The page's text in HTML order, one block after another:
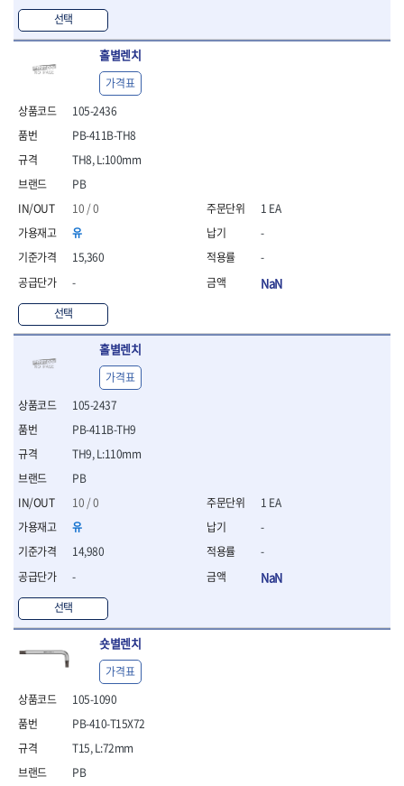
- 스피드렌치
- 모터렌치
- 함마스패너
절연.전설.방폭공구
- 절연옵셋렌치
- 절연드라이버
- 절연스패너
- 절연T렌치
- 절연소켓
- 절연별소켓
- 절연별비트소켓
- 절연육각비트소켓
- 절연토크렌치
- 절연콤비네이션렌치
- 절연링렌치
- 절연플라이어
- 절연전공칼
- 절연안전모
- 절연매트
- 방폭소켓
- 방폭라쳇핸들
- 방폭콤비네이션렌치
- 방폭함마스패너
- 절연일자드라이버
- 절연드라이버세트
- 스트리퍼
- 라쳇케이블커터
- 자동스트리퍼
- 케이블스트리퍼
- 압착기
- 핀셋
- 절연공구세트
- 절연비트홀다드라이버
- 방폭망치
- 절연L렌치
선택
홀별렌치
105-2436
PB
10 / 0
유
15,360
-
선택
PB-411B-TH8
TH8, L:100mm
가격표
1 EA
-
-
NaN
홀별렌치
105-2437
PB
10 / 0
유
14,980
-
선택
PB-411B-TH9
TH9, L:110mm
가격표
1 EA
-
-
NaN
숏별렌치
105-1090
PB
PB-410-T15X72
T15, L:72mm
가격표